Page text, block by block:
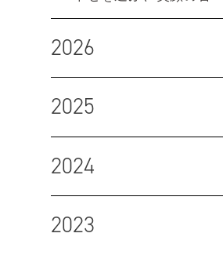
2026
2025
2024
2023